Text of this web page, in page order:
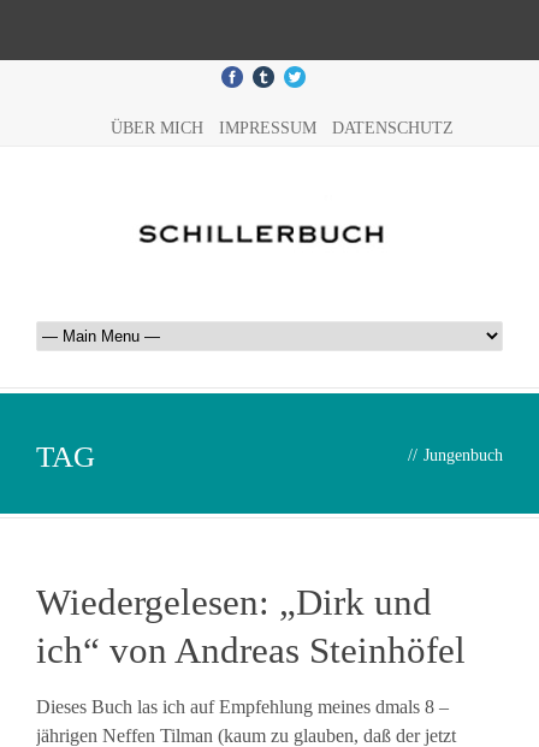
ÜBER MICH IMPRESSUM DATENSCHUTZ
TAG // Jungenbuch
Wiedergelesen: „Dirk und
ich“ von Andreas Steinhöfel
Dieses Buch las ich auf Empfehlung meines dmals 8 –
jährigen Neffen Tilman (kaum zu glauben, daß der jetzt